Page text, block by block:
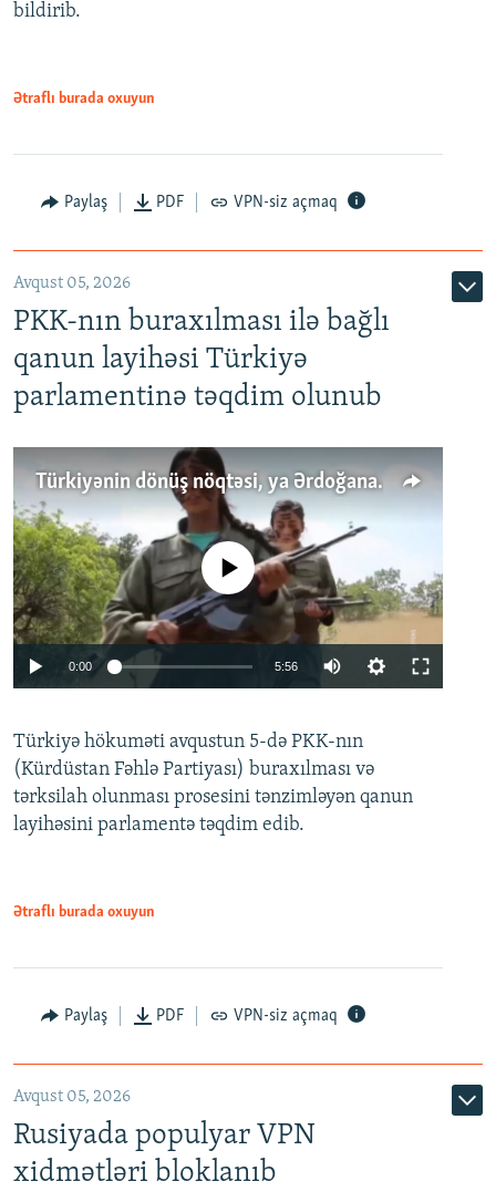
bildirib.
Ətraflı burada oxuyun
Paylaş PDF VPN-siz açmaq
Avqust 05, 2026
PKK-nın buraxılması ilə bağlı
qanun layihəsi Türkiyə
parlamentinə təqdim olunub
Türkiyənin dönüş nöqtəsi, ya Ərdoğana üçüncü şans: PKK ilə qəfil barışıq nə deməkdir?
Auto 240p 360p 480p
720p 1080p
No media source currently available
0:00 5:56
360p
480p
Türkiyə hökuməti avqustun 5-də PKK-nın
(Kürdüstan Fəhlə Partiyası) buraxılması və
tərksilah olunması prosesini tənzimləyən qanun
layihəsini parlamentə təqdim edib.
Ətraflı burada oxuyun
Paylaş PDF VPN-siz açmaq
Avqust 05, 2026
Rusiyada populyar VPN
xidmətləri bloklanıb